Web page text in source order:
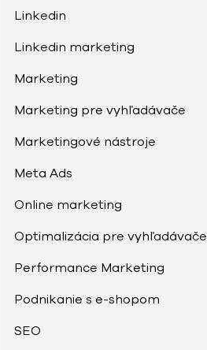
Linkedin
Linkedin marketing
Marketing
Marketing pre vyhľadávače
Marketingové nástroje
Meta Ads
Online marketing
Optimalizácia pre vyhľadávače
Performance Marketing
Podnikanie s e-shopom
SEO